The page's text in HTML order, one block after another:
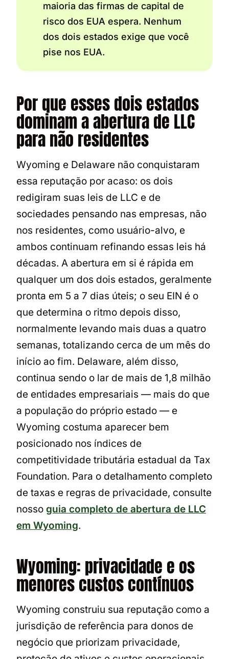
maioria das firmas de capital de
risco dos EUA espera. Nenhum
dos dois estados exige que você
pise nos EUA.
Por que esses dois estados
dominam a abertura de LLC
para não residentes
Wyoming e Delaware não conquistaram
essa reputação por acaso: os dois
redigiram suas leis de LLC e de
sociedades pensando nas empresas, não
nos residentes, como usuário-alvo, e
ambos continuam refinando essas leis há
décadas. A abertura em si é rápida em
qualquer um dos dois estados, geralmente
pronta em 5 a 7 dias úteis; o seu EIN é o
que determina o ritmo depois disso,
normalmente levando mais duas a quatro
semanas, totalizando cerca de um mês do
início ao fim. Delaware, além disso,
continua sendo o lar de mais de 1,8 milhão
de entidades empresariais — mais do que
a população do próprio estado — e
Wyoming costuma aparecer bem
posicionado nos índices de
competitividade tributária estadual da Tax
Foundation. Para o detalhamento completo
de taxas e regras de privacidade, consulte
nosso guia completo de abertura de LLC
em Wyoming.
Wyoming: privacidade e os
menores custos contínuos
Wyoming construiu sua reputação como a
jurisdição de referência para donos de
negócio que priorizam privacidade,